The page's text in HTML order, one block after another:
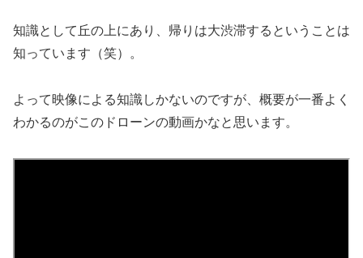
知識として丘の上にあり、帰りは大渋滞するということは
知っています（笑）。
よって映像による知識しかないのですが、概要が一番よく
わかるのがこのドローンの動画かなと思います。